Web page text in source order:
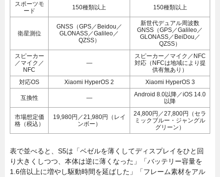
スポーツモ
ード
150種類以上 150種類以上
衛星測位
GNSS（GPS／Beidou／
GLONASS／Galileo／
QZSS）
新世代デュアル周波数
GNSS（GPS／Galileo／
GLONASS／BeiDou／
QZSS）
スピーカー
／マイク／
NFC
—
スピーカー／マイク／NFC
対応（NFCは地域により提
供有無あり）
対応OS
Xiaomi HyperOS 2 Xiaomi HyperOS 3
互換性 —
Android 8.0以降／iOS 14.0
以降
市場想定価
格（税込）
19,980円／21,980円（レイ
ンボー）
24,800円／27,800円（セラ
ミックブルー・ジャングル
グリーン）
表で並べると、S5は「ベゼルを薄くしてディスプレイをひと回
り大きくしつつ、本体は逆に薄くなった」「バッテリー容量を
1.6倍以上に増やし駆動時間を延ばした」「フレーム素材をアル